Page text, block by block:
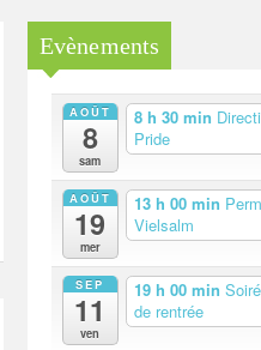
Evènements
AOÛT
8
sam
8 h 30 min
Pride
AOÛT
19
mer
13 h 00 min
Vielsalm
SEP
11
ven
19 h 00 min
de rentrée